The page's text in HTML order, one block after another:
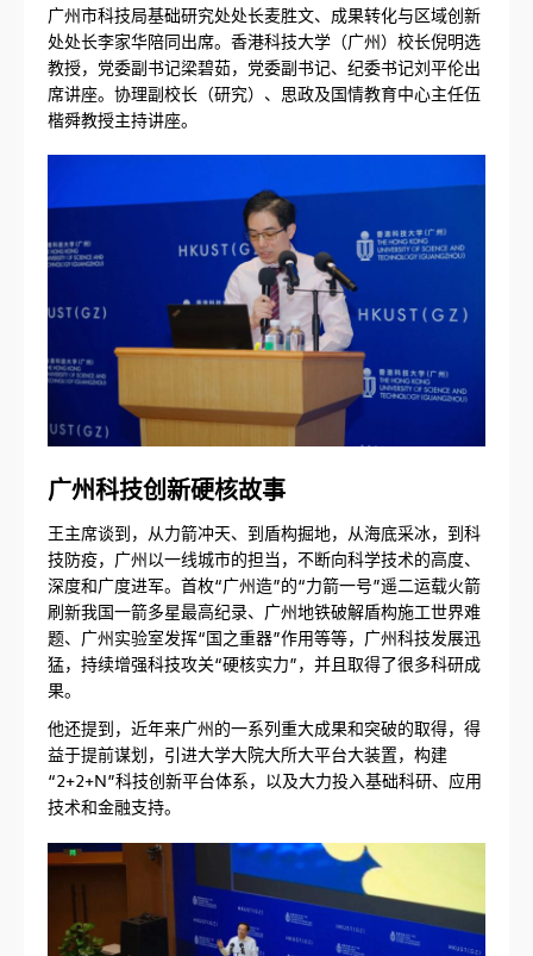
广州市科技局基础研究处处长麦胜文、成果转化与区域创新
处处长李家华陪同出席。香港科技大学（广州）校长倪明选
教授，党委副书记梁碧茹，党委副书记、纪委书记刘平伦出
席讲座。协理副校长（研究）、思政及国情教育中心主任伍
楷舜教授主持讲座。
广州科技创新硬核故事
王主席谈到，从力箭冲天、到盾构掘地，从海底采冰，到科
技防疫，广州以一线城市的担当，不断向科学技术的高度、
深度和广度进军。首枚“广州造”的“力箭一号”遥二运载火箭
刷新我国一箭多星最高纪录、广州地铁破解盾构施工世界难
题、广州实验室发挥“国之重器”作用等等，广州科技发展迅
猛，持续增强科技攻关“硬核实力”，并且取得了很多科研成
果。
他还提到，近年来广州的一系列重大成果和突破的取得，得
益于提前谋划，引进大学大院大所大平台大装置，构建
“2+2+N”科技创新平台体系，以及大力投入基础科研、应用
技术和金融支持。